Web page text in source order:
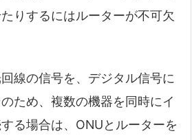
りするにはルーターが不可欠
線の信号を、デジタル信号に
ため、複数の機器を同時にイ
る場合は、ONUとルーターを